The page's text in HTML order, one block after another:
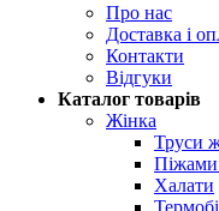
Про нас
Доставка і
Контакти
Відгуки
Каталог товарів
Жінка
Труси
Піжами
Халати